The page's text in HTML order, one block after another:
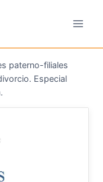
paterno-filiales
Especial